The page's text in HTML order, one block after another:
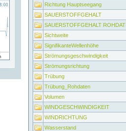
Richtung Hauptseegang
SAUERSTOFFGEHALT
SAUERSTOFFGEHALT
Sichtweite
SignifikanteWellenhöhe
Strömungsgeschwindigkeit
Strömungsrichtung
Trübung
Trübung_Rohdaten
Volumen
WINDGESCHWINDIGKEIT
WINDRICHTUNG
Wasserstand